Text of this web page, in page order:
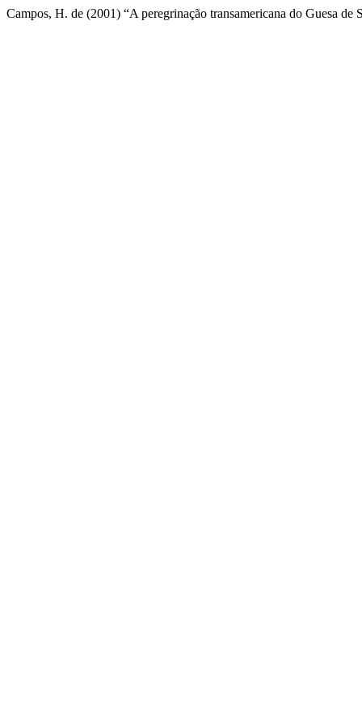
Campos, H. de (2001) “A peregrinação transamericana do Guesa de